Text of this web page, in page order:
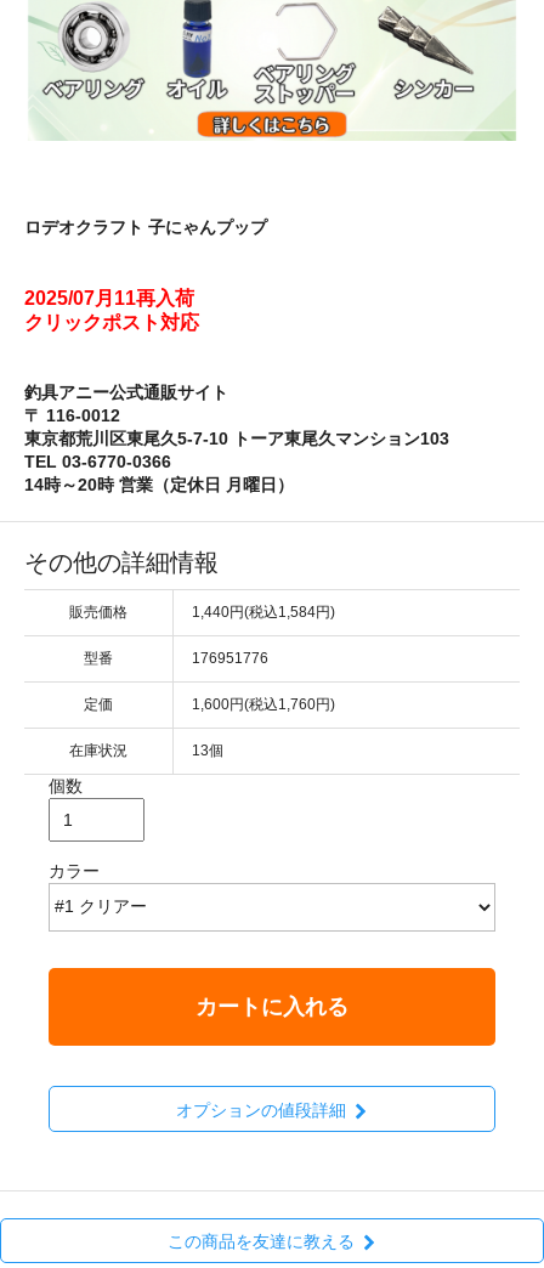
ロデオクラフト 子にゃんプップ
2025/07月11再入荷
クリックポスト対応
釣具アニー公式通販サイト
〒 116-0012
東京都荒川区東尾久5-7-10 トーア東尾久マンション103
TEL 03-6770-0366
14時～20時 営業（定休日 月曜日）
その他の詳細情報
販売価格 1,440円(税込1,584円)
型番 176951776
定価 1,600円(税込1,760円)
在庫状況 13個
個数
カラー
カートに入れる
オプションの値段詳細
この商品を友達に教える